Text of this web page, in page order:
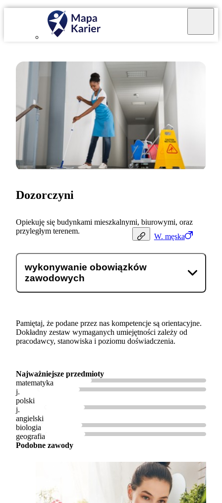
W. męska
Dozorczyni
Opiekuję się budynkami mieszkalnymi, biurowymi, oraz
przyległym terenem.
wykonywanie obowiązków
zawodowych
Pamiętaj, że podane przez nas kompetencje są orientacyjne.
Dokładny zestaw wymaganych umiejętności zależy od
pracodawcy, stanowiska i poziomu doświadczenia.
Najważniejsze przedmioty
matematyka
j.
polski
j.
angielski
biologia
geografia
Podobne zawody